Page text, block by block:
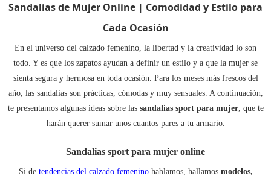
Sandalias de Mujer Online | Comodidad y Estilo para
Cada Ocasión
En el universo del calzado femenino, la libertad y la creatividad lo son
todo. Y es que los zapatos ayudan a definir un estilo y a que la mujer se
sienta segura y hermosa en toda ocasión. Para los meses más frescos del
año, las sandalias son prácticas, cómodas y muy sensuales. A continuación,
te presentamos algunas ideas sobre las sandalias sport para mujer, que te
harán querer sumar unos cuantos pares a tu armario.
Sandalias sport para mujer online
Si de tendencias del calzado femeninohablamos, hallamos modelos,